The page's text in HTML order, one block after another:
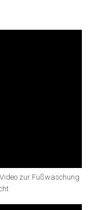
zur Fußwaschung